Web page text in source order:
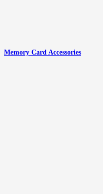
Memory Card Accessories